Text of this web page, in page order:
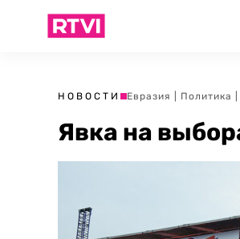
НОВОСТИ Евразия Политика
Явка на